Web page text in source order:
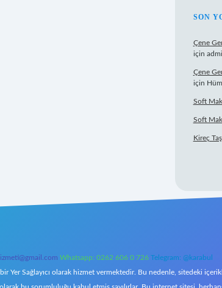
SON
Çene
için
Çene
için
Soft
Soft
Kireç
Whatsapp: 0262 606 0 726 Telegram: @karabul
Sağlayıcı olarak hizmet vermektedir. Bu nedenle, sitedeki